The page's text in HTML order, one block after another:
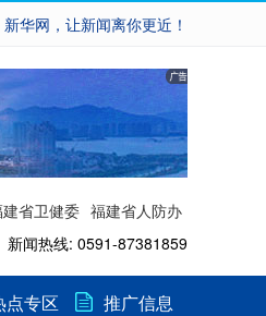
新华网，让新闻离你更近！
省卫健委 福建省人防办
闻热线: 0591-87381859
点专区
推广信息